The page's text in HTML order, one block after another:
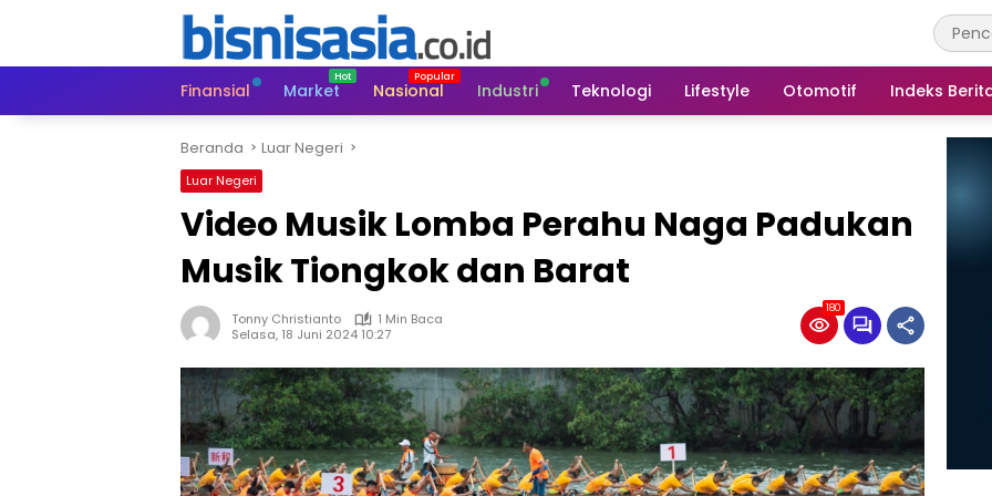
Finansial
Market Nasional Industri Teknologi Lifestyle Otomotif Indeks
Beranda Luar Negeri
Luar Negeri
Video Musik Lomba Perahu Naga Padukan
Musik Tiongkok dan Barat
Tonny Christianto
1 Min Baca
Selasa, 18 Juni 2024 10:27
180